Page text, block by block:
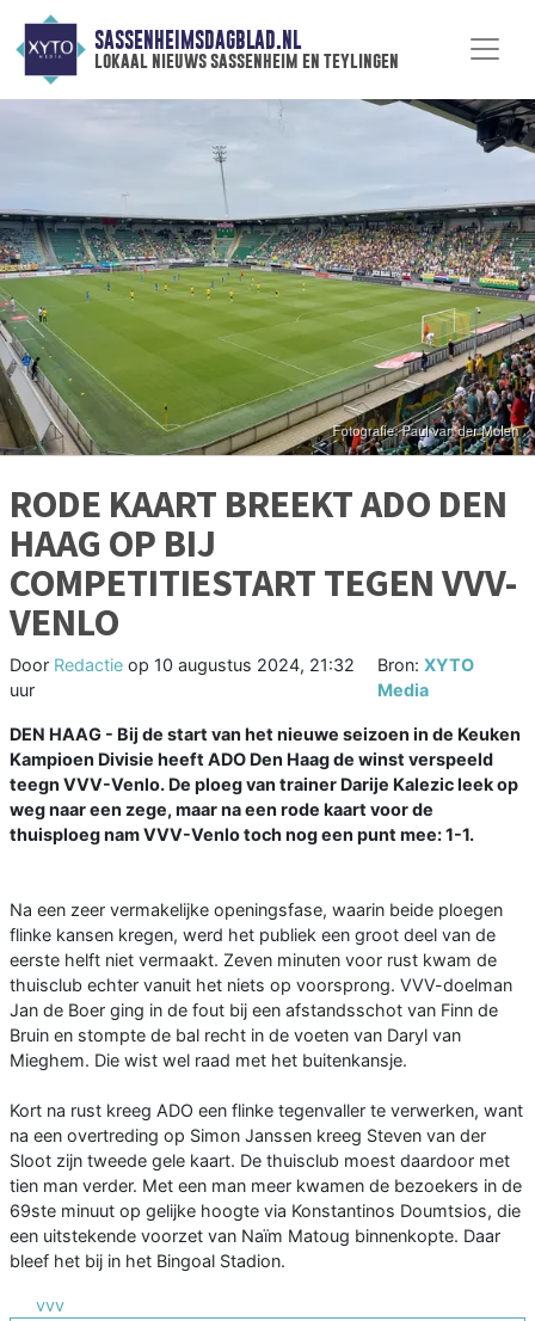
SASSENHEIMSDAGBLAD.NL
lokaal nieuws sassenheim en teylingen
RODE KAART BREEKT ADO DEN
HAAG OP BIJ
COMPETITIESTART TEGEN VVV-
VENLO
Door Redactie op 10 augustus 2024, 21:32
uur
Bron: XYTO
Media
DEN HAAG - Bij de start van het nieuwe seizoen in de Keuken
Kampioen Divisie heeft ADO Den Haag de winst verspeeld
teegn VVV-Venlo. De ploeg van trainer Darije Kalezic leek op
weg naar een zege, maar na een rode kaart voor de
thuisploeg nam VVV-Venlo toch nog een punt mee: 1-1.
Na een zeer vermakelijke openingsfase, waarin beide ploegen
flinke kansen kregen, werd het publiek een groot deel van de
eerste helft niet vermaakt. Zeven minuten voor rust kwam de
thuisclub echter vanuit het niets op voorsprong. VVV-doelman
Jan de Boer ging in de fout bij een afstandsschot van Finn de
Bruin en stompte de bal recht in de voeten van Daryl van
Mieghem. Die wist wel raad met het buitenkansje.
Kort na rust kreeg ADO een flinke tegenvaller te verwerken, want
na een overtreding op Simon Janssen kreeg Steven van der
Sloot zijn tweede gele kaart. De thuisclub moest daardoor met
tien man verder. Met een man meer kwamen de bezoekers in de
69ste minuut op gelijke hoogte via Konstantinos Doumtsios, die
een uitstekende voorzet van Naïm Matoug binnenkopte. Daar
bleef het bij in het Bingoal Stadion.
vvv